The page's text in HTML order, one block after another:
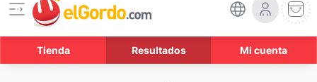
Tienda Resultados Mi cuenta